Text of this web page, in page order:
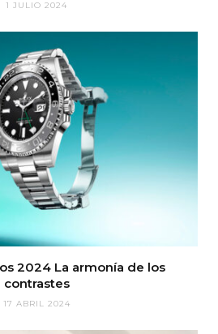
1 JULIO 2024
2024 La armonía de los
contrastes
17 ABRIL 2024